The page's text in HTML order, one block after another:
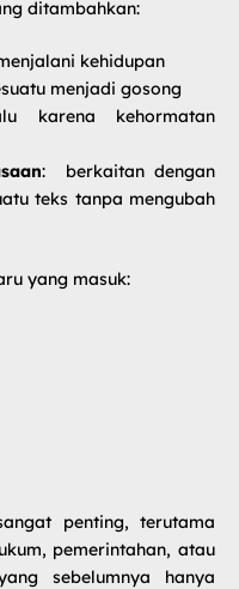
ditambahkan:
kehidupan
menjadi gosong
karena kehormatan
: berkaitan dengan
teks tanpa mengubah
yang masuk:
penting, terutama
pemerintahan, atau
sebelumnya hanya